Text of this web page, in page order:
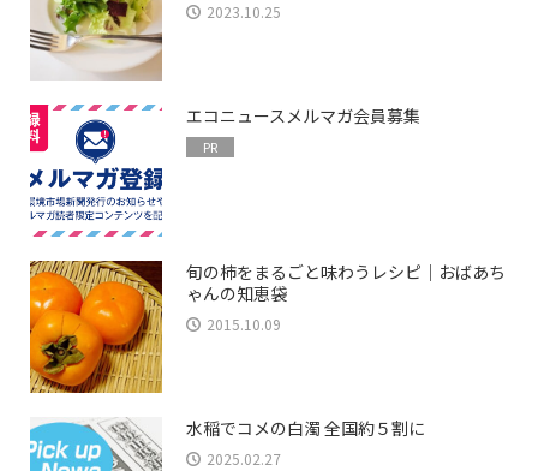
2023.10.25
エコニュースメルマガ会員募集
PR
旬の柿をまるごと味わうレシピ｜おばあち
ゃんの知恵袋
2015.10.09
水稲でコメの白濁 全国約５割に
2025.02.27